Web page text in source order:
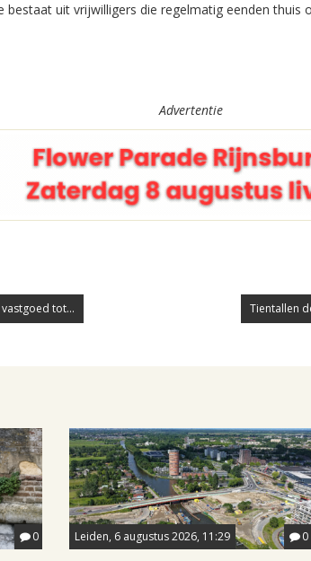
bestaat uit vrijwilligers die regelmatig eenden thuis
Advertentie
tot... Tientallen
0 Leiden, 6 augustus 2026, 11:29 0